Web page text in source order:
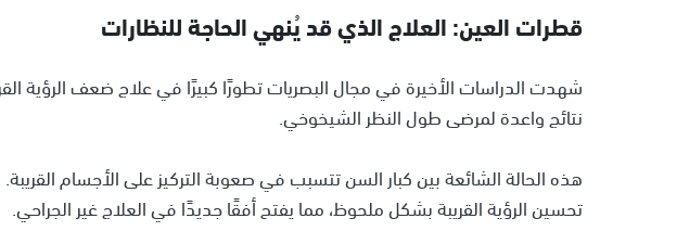
قطرات العين: العلاج الذي قد يُنهي الحاجة للنظارات
شهدت الدراسات الأخيرة في مجال البصريات تطورًا كبيرًا في علاج ضعف الرؤية
نتائج واعدة لمرضى طول النظر الشيخوخي.
هذه الحالة الشائعة بين كبار السن تتسبب في صعوبة التركيز على الأجسام
تحسين الرؤية القريبة بشكل ملحوظ، مما يفتح أفقًا جديدًا في العلاج غير الجراحي.